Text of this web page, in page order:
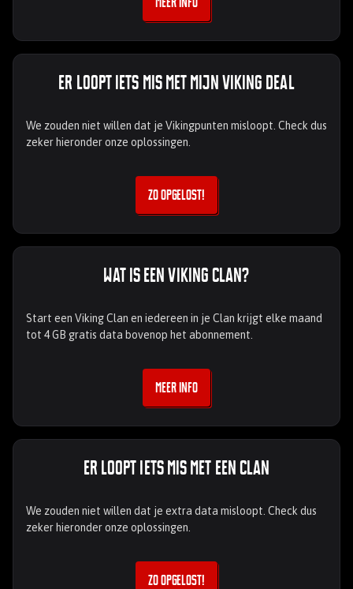
Er loopt iets mis met mijn Viking Deal
We zouden niet willen dat je Vikingpunten misloopt. Check dus
zeker hieronder onze oplossingen.
Zo opgelost!
Wat is een Viking Clan?
Start een Viking Clan en iedereen in je Clan krijgt elke maand
tot 4 GB gratis data bovenop het abonnement.
Meer info
Er loopt iets mis met een Clan
We zouden niet willen dat je extra data misloopt. Check dus
zeker hieronder onze oplossingen.
Zo opgelost!